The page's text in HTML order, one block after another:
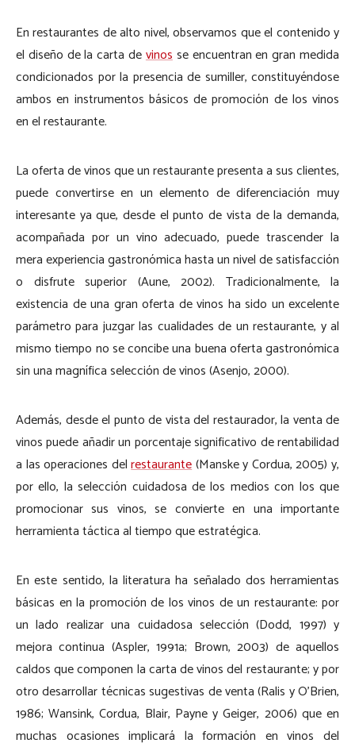
En restaurantes de alto nivel, observamos que el contenido y
el diseño de la carta devinosse encuentran en gran medida
condicionados por la presencia de sumiller, constituyéndose
ambos en instrumentos básicos de promoción de los vinos
en el restaurante.
La oferta de vinos que un restaurante presenta a sus clientes,
puede convertirse en un elemento de diferenciación muy
interesante ya que, desde el punto de vista de la demanda,
acompañada por un vino adecuado, puede trascender la
mera experiencia gastronómica hasta un nivel de satisfacción
o disfrute superior (Aune, 2002). Tradicionalmente, la
existencia de una gran oferta de vinos ha sido un excelente
parámetro para juzgar las cualidades de un restaurante, y al
mismo tiempo no se concibe una buena oferta gastronómica
sin una magnífica selección de vinos (Asenjo, 2000).
Además, desde el punto de vista del restaurador, la venta de
vinos puede añadir un porcentaje significativo de rentabilidad
a las operaciones delrestaurante(Manske y Cordua, 2005) y,
por ello, la selección cuidadosa de los medios con los que
promocionar sus vinos, se convierte en una importante
herramienta táctica al tiempo que estratégica.
En este sentido, la literatura ha señalado dos herramientas
básicas en la promoción de los vinos de un restaurante: por
un lado realizar una cuidadosa selección (Dodd, 1997) y
mejora continua (Aspler, 1991a; Brown, 2003) de aquellos
caldos que componen la carta de vinos del restaurante; y por
otro desarrollar técnicas sugestivas de venta (Ralis y O’Brien,
1986; Wansink, Cordua, Blair, Payne y Geiger, 2006) que en
muchas ocasiones implicará la formación en vinos del